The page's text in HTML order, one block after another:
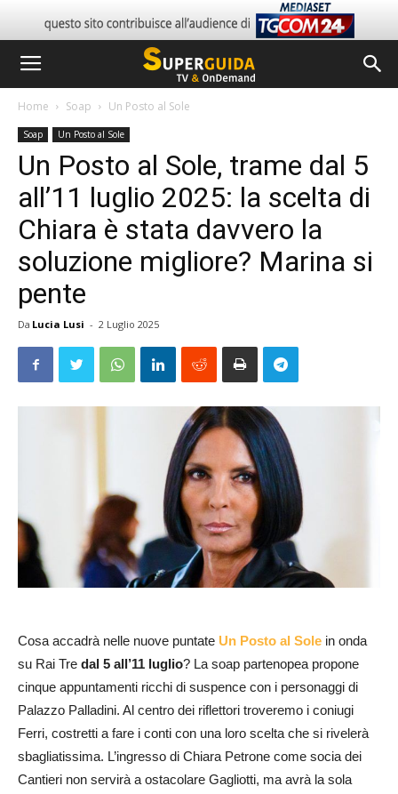
Home Soap Un Posto al Sole
Soap Un Posto al Sole
Un Posto al Sole, trame dal 5
all’11 luglio 2025: la scelta di
Chiara è stata davvero la
soluzione migliore? Marina si
pente
Da Lucia Lusi - 2 Luglio 2025
Cosa accadrà nelle nuove puntate Un Posto al Sole in onda
su Rai Tre dal 5 all’11 luglio? La soap partenopea propone
cinque appuntamenti ricchi di suspence con i personaggi di
Palazzo Palladini. Al centro dei riflettori troveremo i coniugi
Ferri, costretti a fare i conti con una loro scelta che si rivelerà
sbagliatissima. L’ingresso di Chiara Petrone come socia dei
Cantieri non servirà a ostacolare Gagliotti, ma avrà la sola